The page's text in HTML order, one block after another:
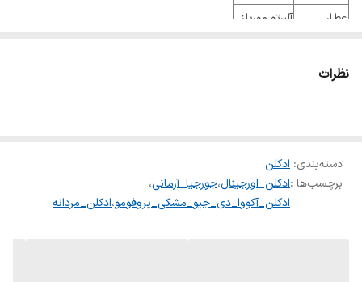
عطار
آلبرتو موریلز
نوع عطر
پراکندگی
متوسط
رايحه اوليه: تركيبات آبي – ترنج
نظرات
دسته‌بندی: ادکلن
برچسب‌ها :ادکلن_اورجینال،جورجیا_آرمانی،
ادکلن_آکووا_دی_جیو_مشکی_پروفومو،ادکلن_مردانه